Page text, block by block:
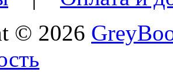
© 2026